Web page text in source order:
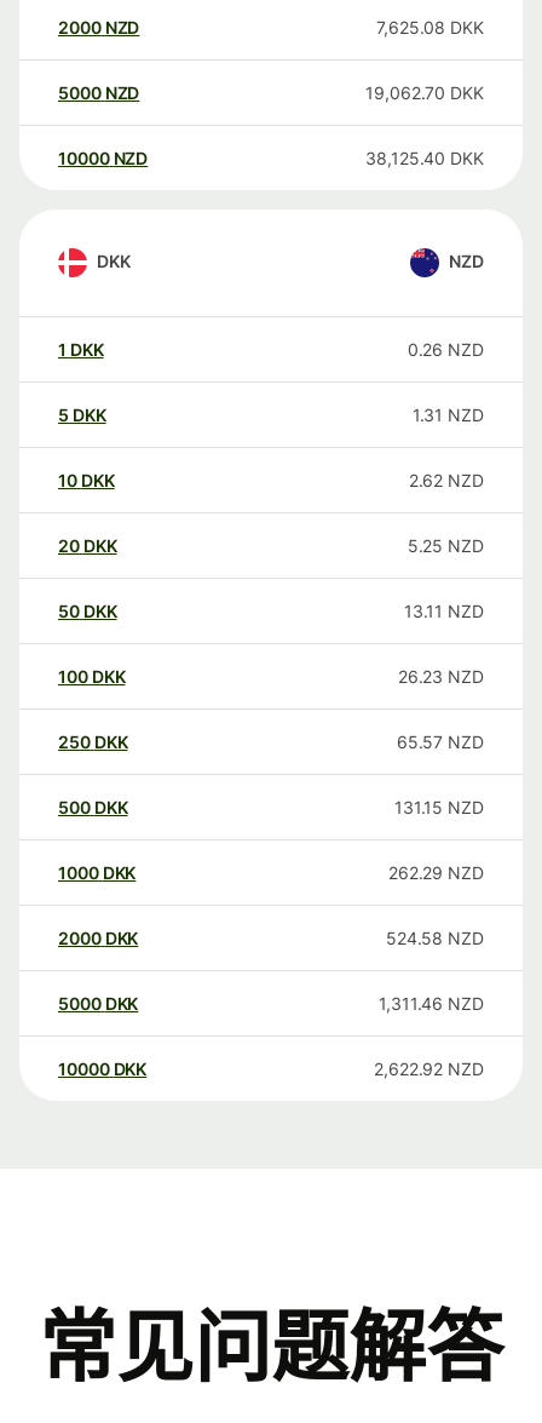
2000 NZD 7,625.08 DKK
5000 NZD 19,062.70 DKK
10000 NZD 38,125.40 DKK
DKK NZD
1 DKK 0.26 NZD
5 DKK 1.31 NZD
10 DKK 2.62 NZD
20 DKK 5.25 NZD
50 DKK 13.11 NZD
100 DKK 26.23 NZD
250 DKK 65.57 NZD
500 DKK 131.15 NZD
1000 DKK 262.29 NZD
2000 DKK 524.58 NZD
5000 DKK 1,311.46 NZD
10000 DKK 2,622.92 NZD
常见问题解答